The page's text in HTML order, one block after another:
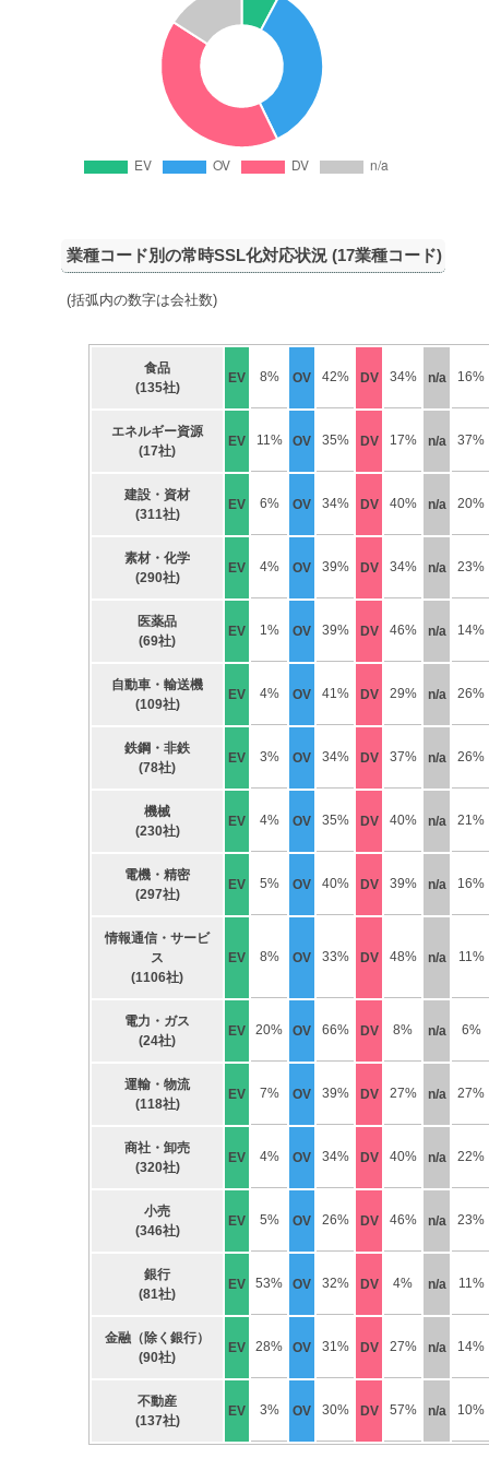
業種コード別の常時SSL化対応状況 (17業種コード)
(括弧内の数字は会社数)
食品
(135社)
EV 8% OV 42% DV 34% n/a 16%
エネルギー資源
(17社)
EV 11% OV 35% DV 17% n/a 37%
建設・資材
(311社)
EV 6% OV 34% DV 40% n/a 20%
素材・化学
(290社)
EV 4% OV 39% DV 34% n/a 23%
医薬品
(69社)
EV 1% OV 39% DV 46% n/a 14%
自動車・輸送機
(109社)
EV 4% OV 41% DV 29% n/a 26%
鉄鋼・非鉄
(78社)
EV 3% OV 34% DV 37% n/a 26%
機械
(230社)
EV 4% OV 35% DV 40% n/a 21%
電機・精密
(297社)
EV 5% OV 40% DV 39% n/a 16%
情報通信・サービ
ス
(1106社)
EV 8% OV 33% DV 48% n/a 11%
電力・ガス
(24社)
EV 20% OV 66% DV 8% n/a 6%
運輸・物流
(118社)
EV 7% OV 39% DV 27% n/a 27%
商社・卸売
(320社)
EV 4% OV 34% DV 40% n/a 22%
小売
(346社)
EV 5% OV 26% DV 46% n/a 23%
銀行
(81社)
EV 53% OV 32% DV 4% n/a 11%
金融（除く銀行）
(90社)
EV 28% OV 31% DV 27% n/a 14%
不動産
(137社)
EV 3% OV 30% DV 57% n/a 10%